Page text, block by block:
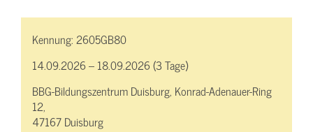
Kennung:2605GB80
14.09.2026 – 18.09.2026 (3 Tage)
BBG-Bildungszentrum Duisburg, Konrad-Adenauer-Ring
12,
47167 Duisburg